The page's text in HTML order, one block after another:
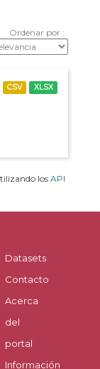
Ordenar por
CSV XLSX
los API
Datasets
Contacto
Acerca
del
portal
Información